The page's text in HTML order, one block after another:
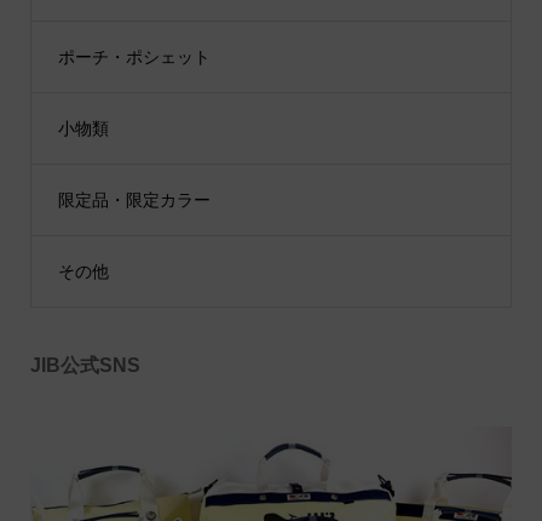
ポーチ・ポシェット
小物類
限定品・限定カラー
その他
JIB公式SNS